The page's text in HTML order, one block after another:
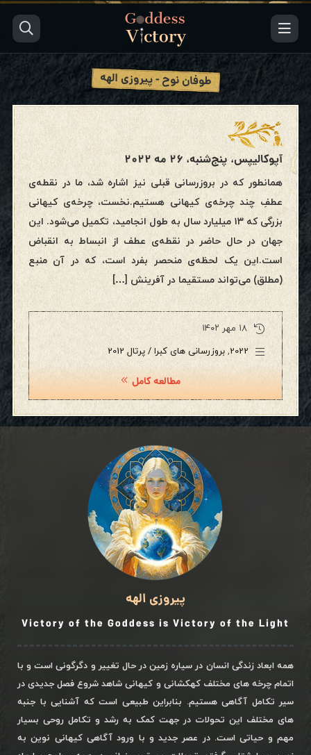
طوفان نوح - پیروزی الهه
آپوکالیپس، پنج‌شنبه، ۲۶ مه ۲۰۲۲
همانطور که در بروزرسانی قبلی نیز اشاره‌ شد، ما در نقطه‌ی
عطفِ چند چرخه‌ی کیهانی هستیم.نخست، چرخه‌ی کیهانی
بزرگی که ۱۳ میلیارد سال به طول انجامید، تکمیل می‌شود. این
جهان در حال حاضر در نقطه‌ی عطف از انبساط به انقباض
است.این یک لحظه‌ی منحصر بفرد است، که در آن منبع
(مطلق) می‌تواند مستقیما در آفرینش […]
۱۸ مهر ۱۴۰۲
2022
, بروزرسانی های کبرا / پرتال 2012
مطالعه کامل
پیروزی الهه
Victory of the Goddess is Victory of the Light
همه ابعاد زندگی انسان در سیاره زمین در حال تغییر و دگرگونی است و با
اتمام چرخه های مختلف کهکشانی و کیهانی شاهد شروع فصل جدیدی در
سیر تکامل آگاهی هستیم. بنابراین طبیعی است که آشنایی با جنبه
های مختلف این تحولات در جهت کمک به رشد و تکامل روحی بسیار
مهم و حیاتی است. در عصر جدید و با ورود آگاهی کیهانی نوین به